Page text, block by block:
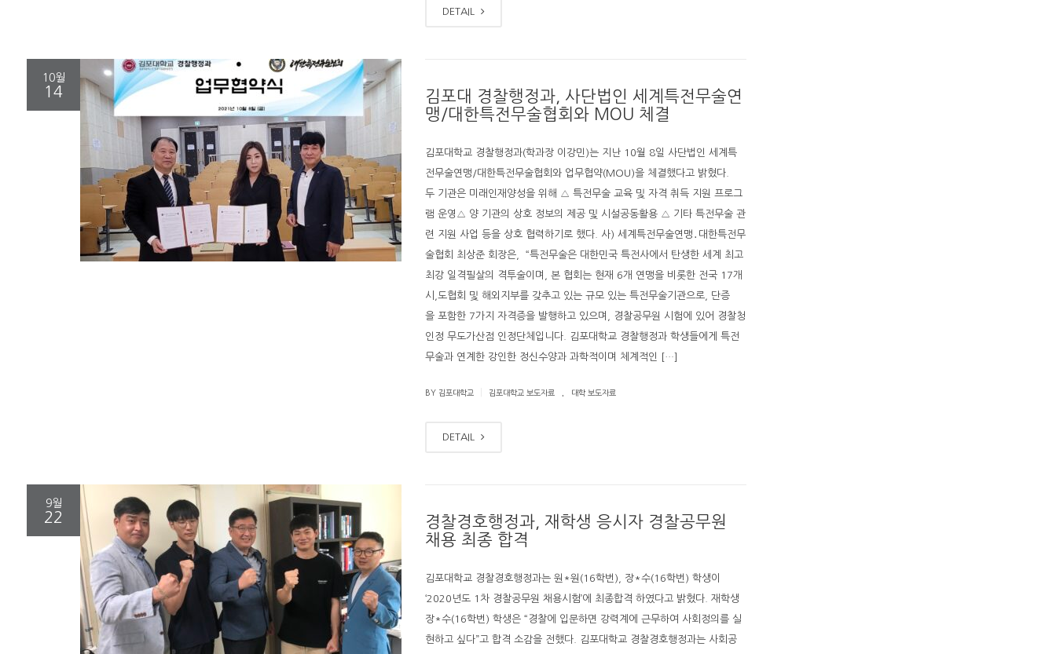
DETAIL
10월
14
김포대 경찰행정과, 사단법인 세계특전무술연
맹/대한특전무술협회와 MOU 체결
김포대학교 경찰행정과(학과장 이강민)는 지난 10월 8일 사단법인 세계특
전무술연맹/대한특전무술협회와 업무협약(MOU)을 체결했다고 밝혔다.
두 기관은 미래인재양성을 위해 △ 특전무술 교육 및 자격 취득 지원 프로그
램 운영△ 양 기관의 상호 정보의 제공 및 시설공동활용 △ 기타 특전무술 관
련 지원 사업 등을 상호 협력하기로 했다. 사) 세계특전무술연맹․대한특전무
술협회 최상준 회장은, “특전무술은 대한민국 특전사에서 탄생한 세계 최고
최강 일격필살의 격투술이며, 본 협회는 현재 6개 연맹을 비롯한 전국 17개
시,도협회 및 해외지부를 갖추고 있는 규모 있는 특전무술기관으로, 단증
을 포함한 7가지 자격증을 발행하고 있으며, 경찰공무원 시험에 있어 경찰청
인정 무도가산점 인정단체입니다. 김포대학교 경찰행정과 학생들에게 특전
무술과 연계한 강인한 정신수양과 과학적이며 체계적인 […]
BY 김포대학교 김포대학교 보도자료 대학 보도자료
DETAIL
9월
22
경찰경호행정과, 재학생 응시자 경찰공무원
채용 최종 합격
김포대학교 경찰경호행정과는 원*원(16학번), 장*수(16학번) 학생이
‘2020년도 1차 경찰공무원 채용시험’에 최종합격 하였다고 밝혔다. 재학생
장*수(16학번) 학생은 “경찰에 입문하면 강력계에 근무하여 사회정의를 실
현하고 싶다”고 합격 소감을 전했다. 김포대학교 경찰경호행정과는 사회공